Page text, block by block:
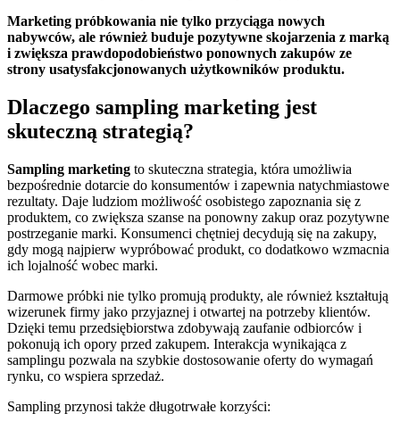
Marketing próbkowania nie tylko przyciąga nowych
nabywców, ale również buduje pozytywne skojarzenia z marką
i zwiększa prawdopodobieństwo ponownych zakupów ze
strony usatysfakcjonowanych użytkowników produktu.
Dlaczego sampling marketing jest
skuteczną strategią?
Sampling marketing to skuteczna strategia, która umożliwia
bezpośrednie dotarcie do konsumentów i zapewnia natychmiastowe
rezultaty. Daje ludziom możliwość osobistego zapoznania się z
produktem, co zwiększa szanse na ponowny zakup oraz pozytywne
postrzeganie marki. Konsumenci chętniej decydują się na zakupy,
gdy mogą najpierw wypróbować produkt, co dodatkowo wzmacnia
ich lojalność wobec marki.
Darmowe próbki nie tylko promują produkty, ale również kształtują
wizerunek firmy jako przyjaznej i otwartej na potrzeby klientów.
Dzięki temu przedsiębiorstwa zdobywają zaufanie odbiorców i
pokonują ich opory przed zakupem. Interakcja wynikająca z
samplingu pozwala na szybkie dostosowanie oferty do wymagań
rynku, co wspiera sprzedaż.
Sampling przynosi także długotrwałe korzyści: